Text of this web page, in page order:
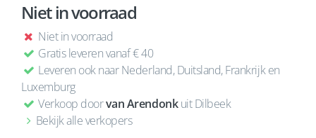
Niet in voorraad
Niet in voorraad
Gratis leveren vanaf € 40
Leveren ook naar Nederland, Duitsland, Frankrijk en
Luxemburg
Verkoop doorvan Arendonkuit Dilbeek
Bekijk alle verkopers